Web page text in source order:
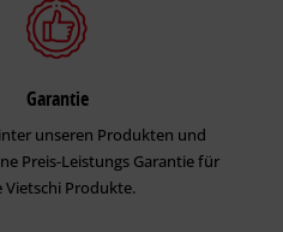
Garantie
unseren Produkten und
Preis-Leistungs Garantie für
Vietschi Produkte.